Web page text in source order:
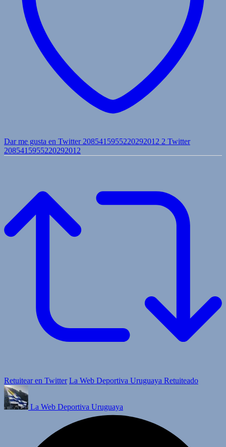
Dar me gusta en Twitter 2085415955220292012 2 Twitter
2085415955220292012
Retuitear en Twitter La Web Deportiva Uruguaya Retuiteado
La Web Deportiva Uruguaya